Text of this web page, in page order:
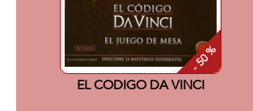
- 50 %
EL CODIGO DA VINCI